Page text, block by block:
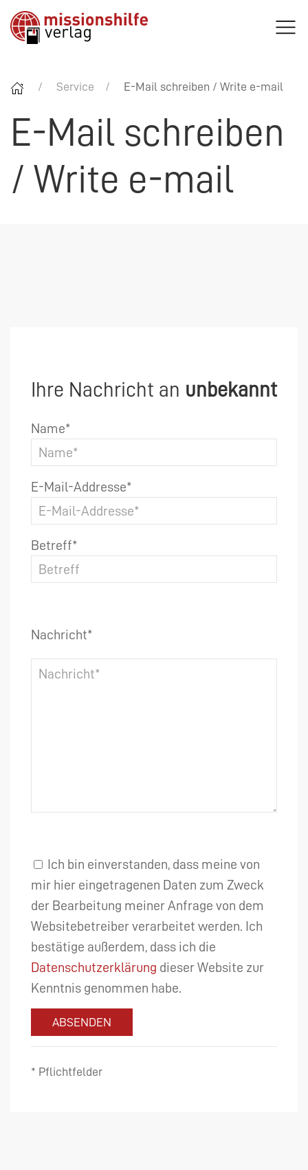
Service E-Mail schreiben / Write e-mail
E-Mail schreiben
/ Write e-mail
Ihre Nachricht an unbekannt
Name*
E-Mail-Addresse*
Betreff*
Nachricht*
Ich bin einverstanden, dass meine von
mir hier eingetragenen Daten zum Zweck
der Bearbeitung meiner Anfrage von dem
Websitebetreiber verarbeitet werden. Ich
bestätige außerdem, dass ich die
Datenschutzerklärung dieser Website zur
Kenntnis genommen habe.
ABSENDEN
* Pflichtfelder